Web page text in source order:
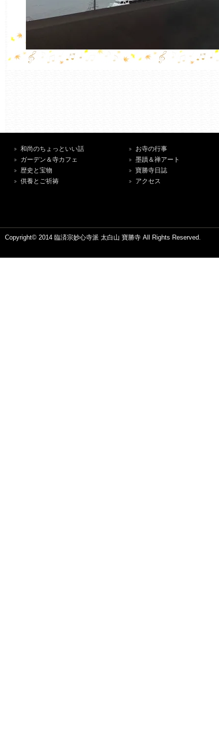
和尚のちょっといい話
ガーデン＆寺カフェ
歴史と宝物
供養とご祈祷
お寺の行事
墨蹟＆禅アート
寶勝寺日誌
アクセス
Copyright© 2014 臨済宗妙心寺派 太白山 寶勝寺 All Rights Reserved.